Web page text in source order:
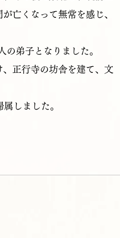
亡くなって無常を感じ、
弟子となりました。
正行寺の坊舎を建て、文
しました。